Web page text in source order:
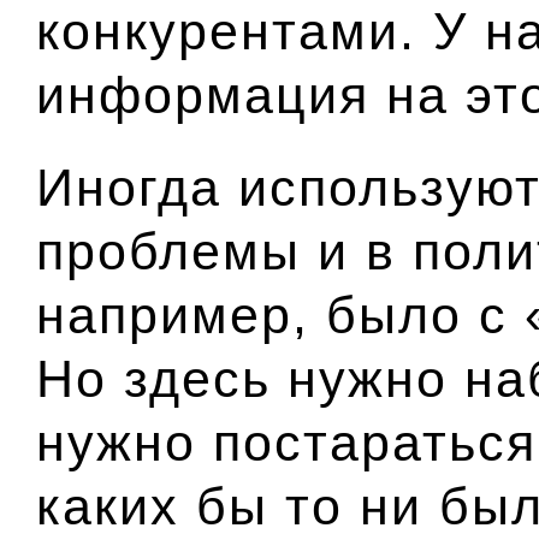
конкурентами. У
информация на
Иногда
проблемы и в
например, было с
Но здесь нужно
нужно
каких бы то ни